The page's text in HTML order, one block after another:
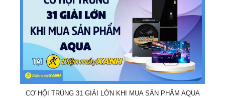
CƠ HỘI TRÚNG 31 GIẢI LỚN KHI MUA SẢN PHẨM AQUA